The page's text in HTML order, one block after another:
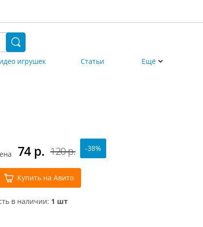
игрушек Статьи Ещё
120 р.
74 р. -38%
Купить на Авито
в наличии: 1 шт